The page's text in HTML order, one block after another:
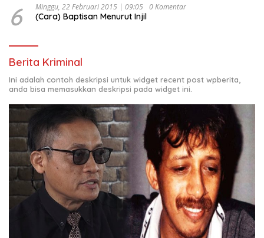
6 Minggu, 22 Februari 2015 | 09:05 0 Komentar
(Cara) Baptisan Menurut Injil
Berita Kriminal
Ini adalah contoh deskripsi untuk widget recent post wpberita,
anda bisa memasukkan deskripsi pada widget ini.